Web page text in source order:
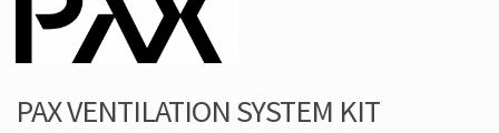
PAX VENTILATION SYSTEM KIT